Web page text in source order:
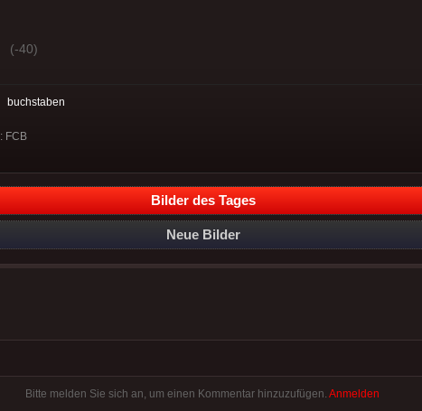
(-40)
buchstaben
FCB
Bilder des Tages
Neue Bilder
Bitte melden Sie sich an, um einen Kommentar hinzuzufügen. Anmelden